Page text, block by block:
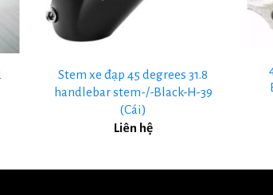
+
Stem xe đạp 45 degrees 31.8
handlebar stem-/-Black-H-39
(Cái)
Liên hệ
+